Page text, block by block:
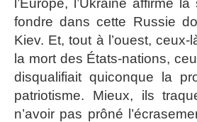
l’Europe, l’Ukraine affirme
fondre dans cette Russie
Kiev. Et, tout à l’ouest,
la mort des États-nations,
disqualifiait quiconque la
patriotisme. Mieux, ils
n’avoir pas prôné